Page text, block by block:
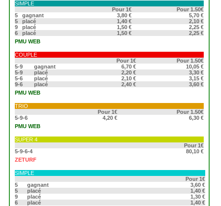
SIMPLE
Pour 1€
Pour 1.50€
5
gagnant 3,80 €
5,70 €
5
placé 1,40 €
2,10 €
9
placé 1,50 €
2,25 €
6
placé 1,50 €
2,25 €
PMU WEB
COUPLE
Pour 1€
Pour 1.50€
5-9
gagnant 6,70 €
10,05 €
5-9
placé 2,20 €
3,30 €
5-6
placé 2,10 €
3,15 €
9-6
placé 2,40 €
3,60 €
PMU WEB
TRIO
Pour 1€
Pour 1.50€
5-9-6
4,20 €
6,30 €
PMU WEB
SUPER 4
Pour 1€
5-9-6-4
80,10 €
ZETURF
SIMPLE
Pour 1€
5
gagnant
3,60 €
5
placé
1,40 €
9
placé
1,30 €
6
placé
1,40 €